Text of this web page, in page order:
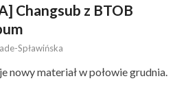
Changsub z BTOB
Spławińska
nowy materiał w połowie grudnia.